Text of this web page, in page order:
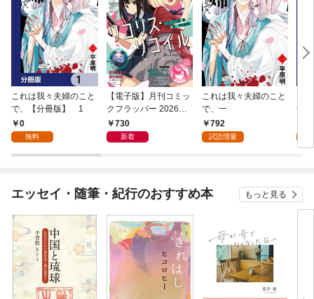
これは我々夫婦のこと
で、【分冊版】 1
0
無料
【電子版】月刊コミッ
クフラッパー 2026年9
月号730
新着
これは我々夫婦のこと
で、一
792
試読増量
チ
冊
エッセイ・随筆・紀行のおすすめ本 もっと見る